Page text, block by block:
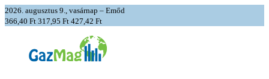
2026. augusztus 9., vasárnap – Emőd
366,40 Ft 317,95 Ft 427,42 Ft